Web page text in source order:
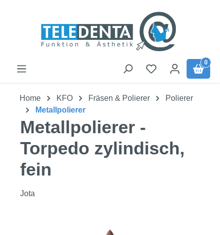
0
Home KFO Fräsen & Polierer
Polierer
Metallpolierer
Metallpolierer -
Torpedo zylindisch,
fein
Jota